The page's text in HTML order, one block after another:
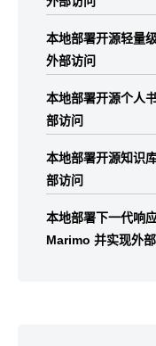
本地部署开源轻量
外部访问
本地部署开源个人
部访问
本地部署开源知识
部访问
本地部署下一代响
Marimo 并实现外